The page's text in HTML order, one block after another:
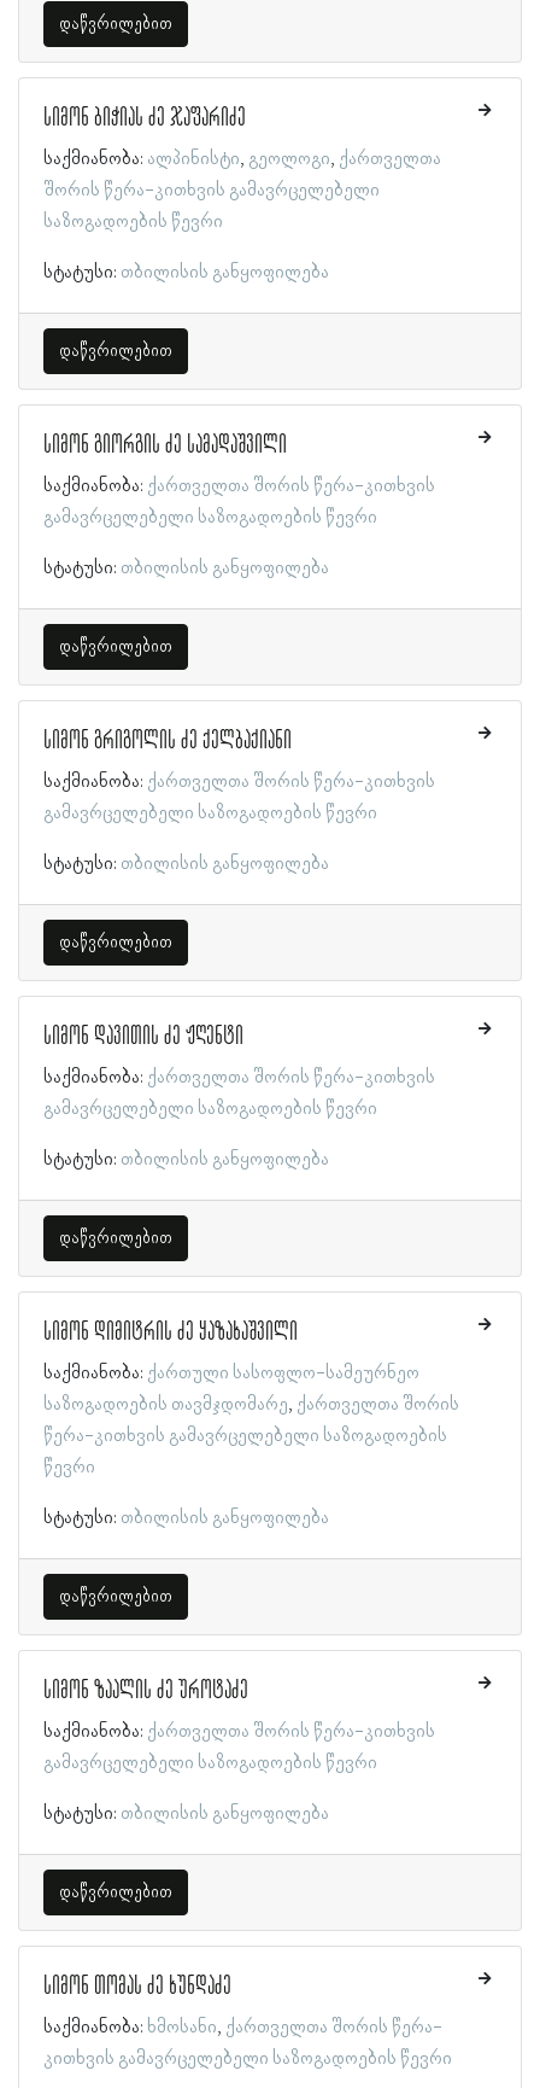
დაწვრილებით
სიმონ ბიჭიას ძე ჯაფარიძე
საქმიანობა: ალპინისტი გეოლოგი ქართველთა
შორის წერა-კითხვის გამავრცელებელი
საზოგადოების წევრი
სტატუსი: თბილისის განყოფილება
დაწვრილებით
სიმონ გიორგის ძე სამადაშვილი
საქმიანობა: ქართველთა შორის წერა-კითხვის
გამავრცელებელი საზოგადოების წევრი
სტატუსი: თბილისის განყოფილება
დაწვრილებით
სიმონ გრიგოლის ძე ქელბაქიანი
საქმიანობა: ქართველთა შორის წერა-კითხვის
გამავრცელებელი საზოგადოების წევრი
სტატუსი: თბილისის განყოფილება
დაწვრილებით
სიმონ დავითის ძე ჟღენტი
საქმიანობა: ქართველთა შორის წერა-კითხვის
გამავრცელებელი საზოგადოების წევრი
სტატუსი: თბილისის განყოფილება
დაწვრილებით
სიმონ დიმიტრის ძე ყაზახაშვილი
საქმიანობა: ქართული სასოფლო-სამეურნეო
საზოგადოების თავმჯდომარე ქართველთა შორის
წერა-კითხვის გამავრცელებელი საზოგადოების
წევრი
სტატუსი: თბილისის განყოფილება
დაწვრილებით
სიმონ ზაალის ძე უროტაძე
საქმიანობა: ქართველთა შორის წერა-კითხვის
გამავრცელებელი საზოგადოების წევრი
სტატუსი: თბილისის განყოფილება
დაწვრილებით
სიმონ თომას ძე ხუნდაძე
საქმიანობა: ხმოსანი ქართველთა შორის წერა-
კითხვის გამავრცელებელი საზოგადოების წევრი